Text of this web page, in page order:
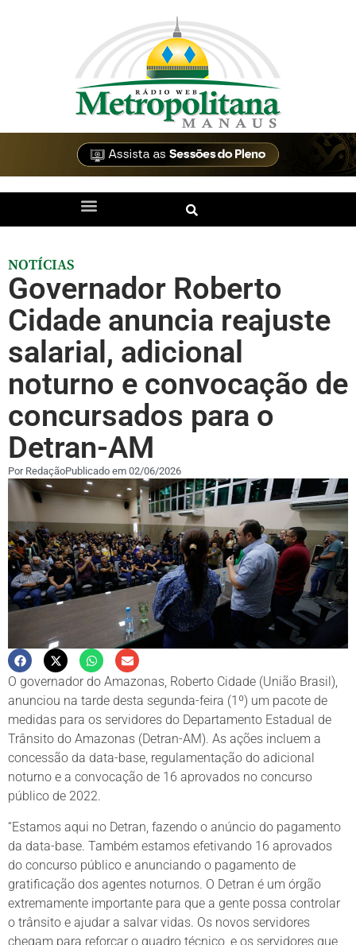
NOTÍCIAS
Governador Roberto
Cidade anuncia reajuste
salarial, adicional
noturno e convocação de
concursados para o
Detran-AM
PorRedaçãoPublicado em 02/06/2026
O governador do Amazonas, Roberto Cidade (União Brasil),
anunciou na tarde desta segunda-feira (1º) um pacote de
medidas para os servidores do Departamento Estadual de
Trânsito do Amazonas (Detran-AM). As ações incluem a
concessão da data-base, regulamentação do adicional
noturno e a convocação de 16 aprovados no concurso
público de 2022.
“Estamos aqui no Detran, fazendo o anúncio do pagamento
da data-base. Também estamos efetivando 16 aprovados
do concurso público e anunciando o pagamento de
gratificação dos agentes noturnos. O Detran é um órgão
extremamente importante para que a gente possa controlar
o trânsito e ajudar a salvar vidas. Os novos servidores
chegam para reforçar o quadro técnico, e os servidores que